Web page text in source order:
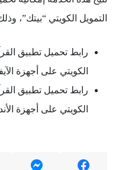
التمويل الكويتي “بيتك”،
رابط تحميل تطبيق
الكويتي على أجهزة
رابط تحميل تطبيق
الكويتي على أجهزة